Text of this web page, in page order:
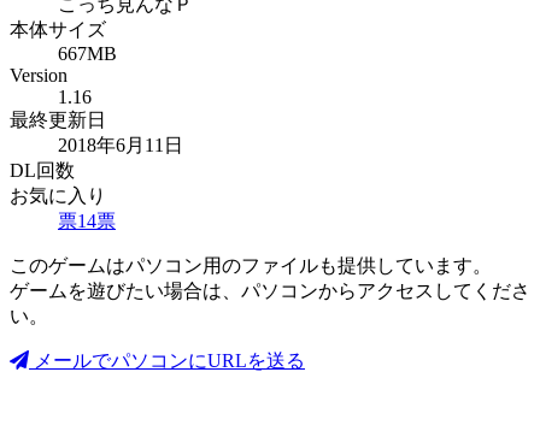
本体サイズ
667MB
Version
1.16
最終更新日
2018年6月11日
DL回数
お気に入り
票14票
このゲームはパソコン用のファイルも提供しています。
ゲームを遊びたい場合は、パソコンからアクセスしてくださ
い。
メールでパソコンにURLを送る